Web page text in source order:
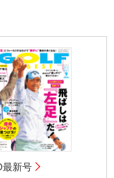
最新号